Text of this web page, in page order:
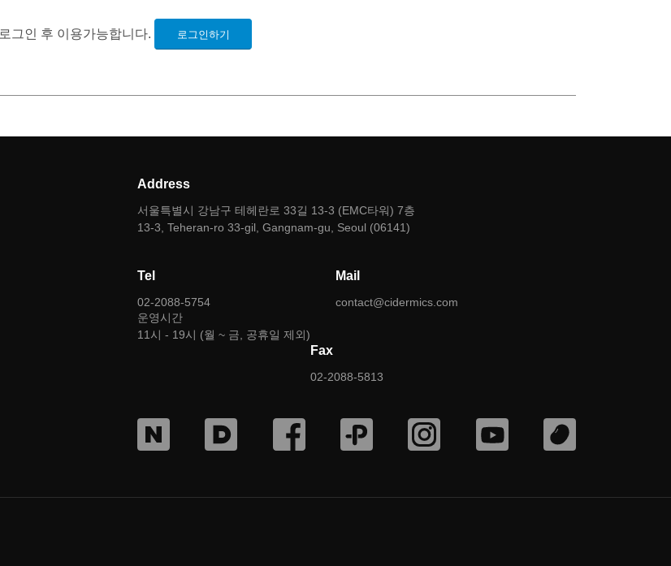
로그인 후 이용가능합니다. 로그인하기
Address
서울특별시 강남구 테헤란로 33길 13-3 (EMC타워) 7층
13-3, Teheran-ro 33-gil, Gangnam-gu, Seoul (06141)
Tel
02-2088-5754
운영시간
11시 - 19시 (월 ~ 금, 공휴일 제외)
Mail
contact@cidermics.com
Fax
02-2088-5813